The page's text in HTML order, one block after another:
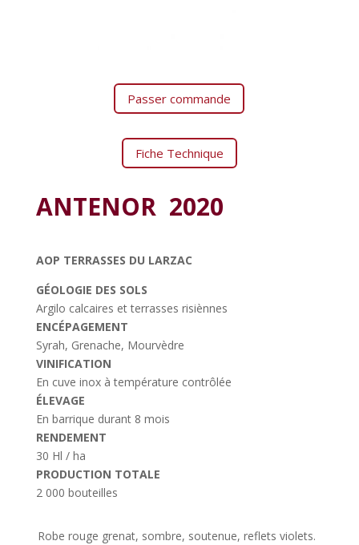
Passer commande
Fiche Technique
ANTENOR 2020
AOP TERRASSES DU LARZAC
GÉOLOGIE DES SOLS
Argilo calcaires et terrasses risiènnes
ENCÉPAGEMENT
Syrah, Grenache, Mourvèdre
VINIFICATION
En cuve inox à température contrôlée
ÉLEVAGE
En barrique durant 8 mois
RENDEMENT
30 Hl / ha
PRODUCTION TOTALE
2 000 bouteilles
Robe rouge grenat, sombre, soutenue, reflets violets.